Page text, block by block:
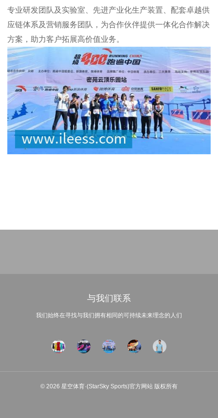
专业研发团队及实验室、先进产业化生产装置、配套卓越供
应链体系及营销服务团队，为合作伙伴提供一体化合作解决
方案，助力客户拓展高价值业务。
与我们联系
我们始终在寻找与我们拥有相同的可持续未来理念的人们
© 2026 星空体育·(StarSky Sports)官方网站 版权所有